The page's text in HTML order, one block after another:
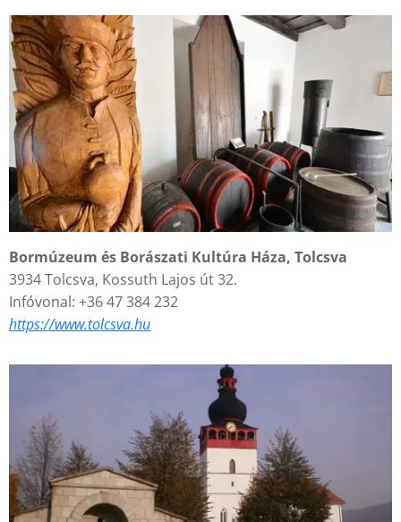
Bormúzeum és Borászati Kultúra Háza, Tolcsva
3934 Tolcsva, Kossuth Lajos út 32.
Infóvonal: +36 47 384 232
https://www.tolcsva.hu